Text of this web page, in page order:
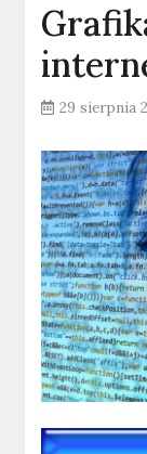
29 sierpnia